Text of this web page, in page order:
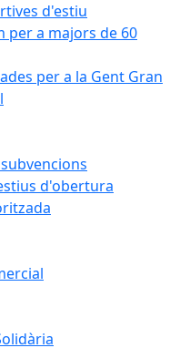
d'estiu
per a majors de 60
per a la Gent Gran
d'obertura